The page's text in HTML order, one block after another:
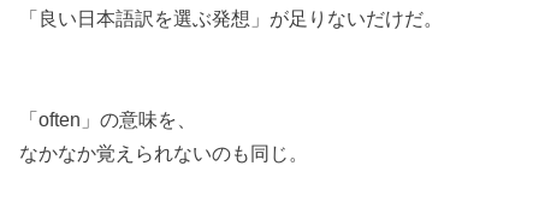
「良い日本語訳を選ぶ発想」が足りないだけだ。
「often」の意味を、
なかなか覚えられないのも同じ。